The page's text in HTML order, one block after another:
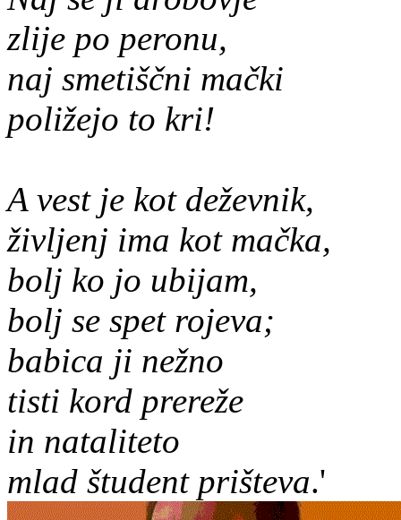
zlije po peronu,
naj smetiščni mački
poližejo to kri!
A vest je kot deževnik,
življenj ima kot mačka,
bolj ko jo ubijam,
bolj se spet rojeva;
babica ji nežno
tisti kord prereže
in nataliteto
mlad študent prišteva.'